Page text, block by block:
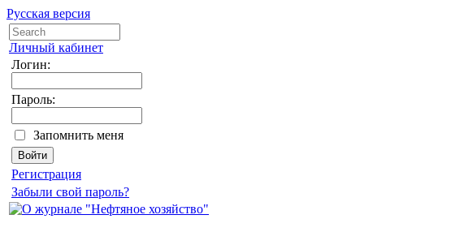
Русская версия
Личный кабинет
Логин:
Пароль:
Запомнить меня
Регистрация
Забыли свой пароль?